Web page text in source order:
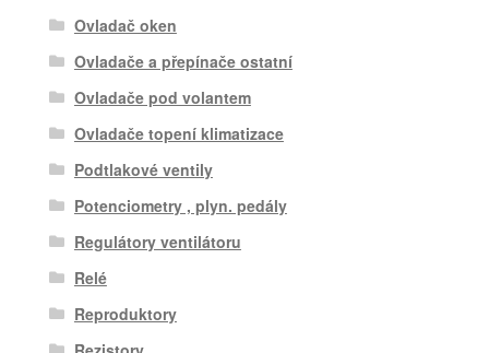
Ovladač oken
Ovladače a přepínače ostatní
Ovladače pod volantem
Ovladače topení klimatizace
Podtlakové ventily
Potenciometry , plyn. pedály
Regulátory ventilátoru
Relé
Reproduktory